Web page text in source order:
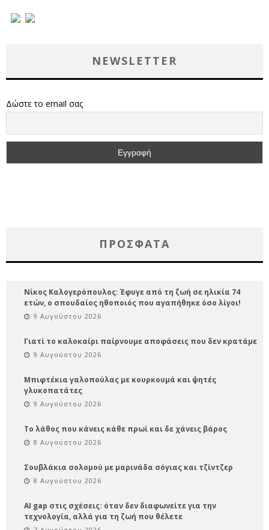
NEWSLETTER
Δώστε το email σας
ΠΡΌΣΦΑΤΑ
Νίκος Καλογερόπουλος: Έφυγε από τη ζωή σε ηλικία 74
ετών, ο σπουδαίος ηθοποιός που αγαπήθηκε όσο λίγοι!
9 Αυγούστου 2026
Γιατί το καλοκαίρι παίρνουμε αποφάσεις που δεν κρατάμε
9 Αυγούστου 2026
Μπιφτέκια γαλοπούλας με κουρκουμά και ψητές
γλυκοπατάτες
9 Αυγούστου 2026
Το λάθος που κάνεις κάθε πρωί και δε χάνεις βάρος
8 Αυγούστου 2026
Σουβλάκια σολομού με μαρινάδα σόγιας και τζίντζερ
8 Αυγούστου 2026
AI gap στις σχέσεις: όταν δεν διαφωνείτε για την
τεχνολογία, αλλά για τη ζωή που θέλετε